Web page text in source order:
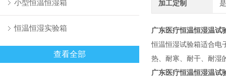
小型恒温恒湿箱
恒温恒湿实验箱
查看全部
加工定制
广东医疗恒温恒湿温试
恒温恒湿试验箱适合电
热、耐寒、耐干、耐湿
广东医疗恒温恒湿温试